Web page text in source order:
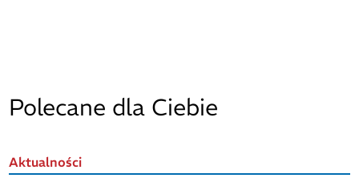
Polecane dla Ciebie
Aktualności